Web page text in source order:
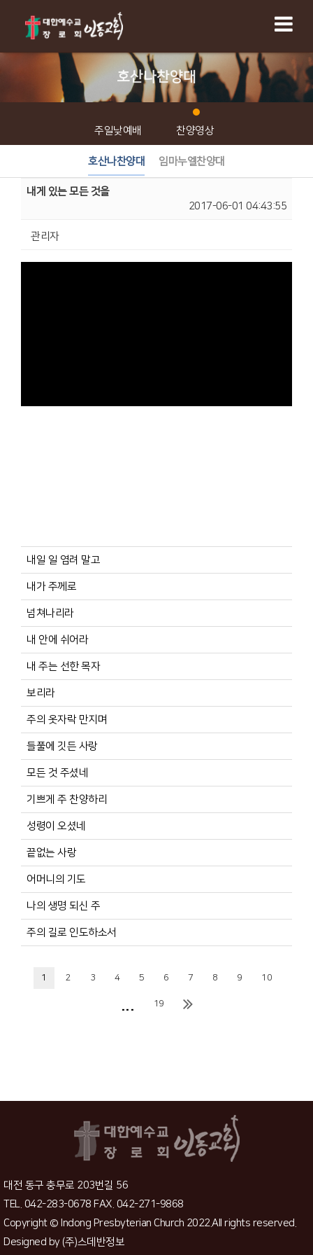
호산나찬양대
주일낮예배 찬양영상
호산나찬양대 임마누엘찬양대
내게 있는 모든 것을
2017-06-01 04:43:55
관리자
내일 일 염려 말고
내가 주께로
넘쳐나리라
내 안에 쉬어라
내 주는 선한 목자
보리라
주의 옷자락 만지며
들풀에 깃든 사랑
모든 것 주셨네
기쁘게 주 찬양하리
성령이 오셨네
끝없는 사랑
어머니의 기도
나의 생명 되신 주
주의 길로 인도하소서
1 2 3 4 5 6 7 8 9 10
... 19
대전 동구 충무로 203번길 56
TEL. 042-283-0678 FAX. 042-271-9868
Copyright © Indong Presbyterian Church 2022.All rights reserved.
Designed by(주)스데반정보